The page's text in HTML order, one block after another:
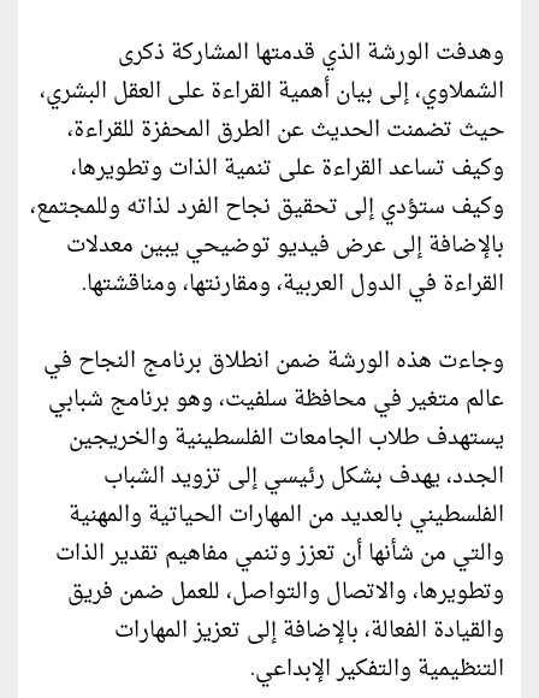
وهدفت الورشة الذي قدمتها المشاركة ذكرى
الشملاوي، إلى بيان أهمية القراءة على العقل البشري،
حيث تضمنت الحديث عن الطرق المحفزة للقراءة،
وكيف تساعد القراءة على تنمية الذات وتطويرها،
وكيف ستؤدي إلى تحقيق نجاح الفرد لذاته وللمجتمع،
بالإضافة إلى عرض فيديو توضيحي يبين معدلات
القراءة في الدول العربية، ومقارنتها، ومناقشتها.
وجاءت هذه الورشة ضمن انطلاق برنامج النجاح في
عالم متغير في محافظة سلفيت، وهو برنامج شبابي
يستهدف طلاب الجامعات الفلسطينية والخريجين
الجدد، يهدف بشكل رئيسي إلى تزويد الشباب
الفلسطيني بالعديد من المهارات الحياتية والمهنية
والتي من شأنها أن تعزز وتنمي مفاهيم تقدير الذات
وتطويرها، والاتصال والتواصل، للعمل ضمن فريق
والقيادة الفعالة، بالإضافة إلى تعزيز المهارات
التنظيمية والتفكير الإبداعي.